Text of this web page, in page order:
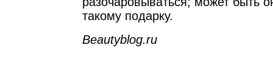
такому подарку.
Beautyblog.ru